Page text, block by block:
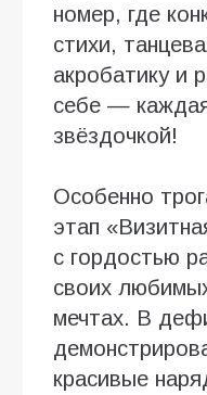
номер, где
стихи,
акробатику и
себе —
звёздочкой!
Особенно
этап
с гордостью
своих
мечтах. В
красивые